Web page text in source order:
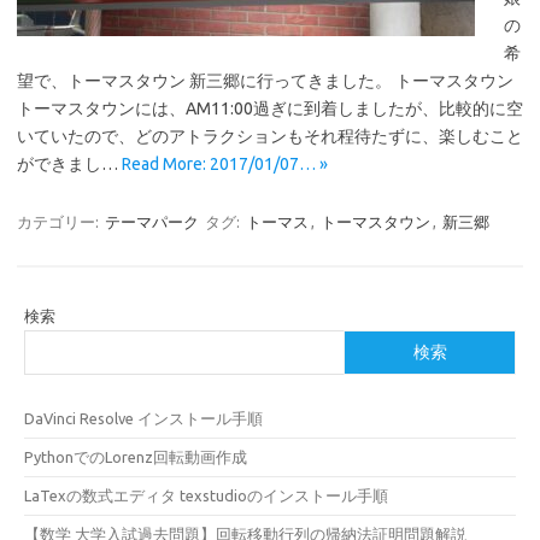
の
希
望で、トーマスタウン 新三郷に行ってきました。 トーマスタウン
トーマスタウンには、AM11:00過ぎに到着しましたが、比較的に空
いていたので、どのアトラクションもそれ程待たずに、楽しむこと
ができまし… Read More: 2017/01/07… »
カテゴリー: テーマパーク タグ: トーマス , トーマスタウン , 新三郷
検索
検索
DaVinci Resolve インストール手順
PythonでのLorenz回転動画作成
LaTexの数式エディタ texstudioのインストール手順
【数学 大学入試過去問題】回転移動行列の帰納法証明問題解説